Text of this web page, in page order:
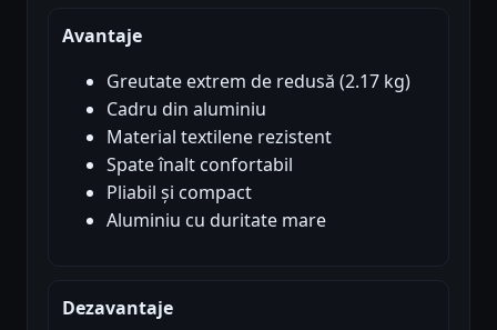
Avantaje
Greutate extrem de redusă (2.17 kg)
Cadru din aluminiu
Material textilene rezistent
Spate înalt confortabil
Pliabil și compact
Aluminiu cu duritate mare
Dezavantaje